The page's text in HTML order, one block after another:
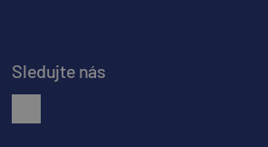
Sledujte nás
facebook